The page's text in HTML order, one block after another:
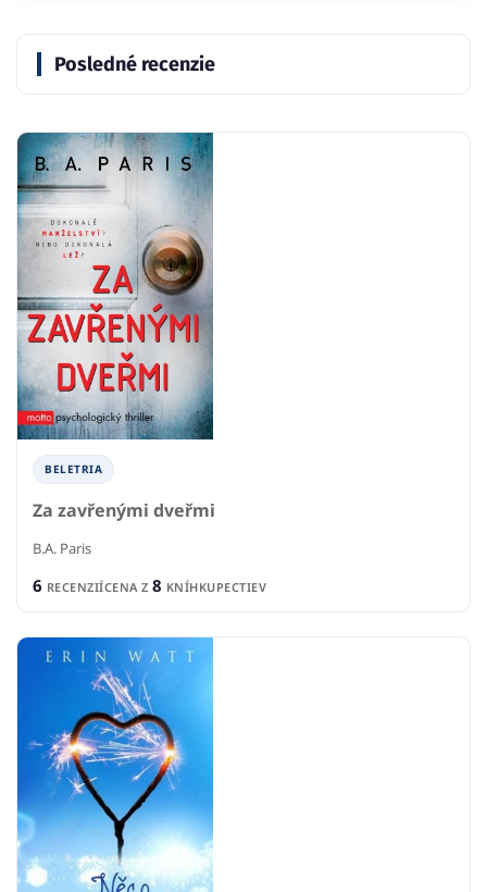
Posledné recenzie
BELETRIA
Za zavřenými dveřmi
B.A. Paris
6 RECENZIÍCENA Z 8 KNÍHKUPECTIEV